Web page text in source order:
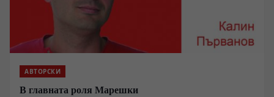
АВТОРСКИ
В главната роля Марешки